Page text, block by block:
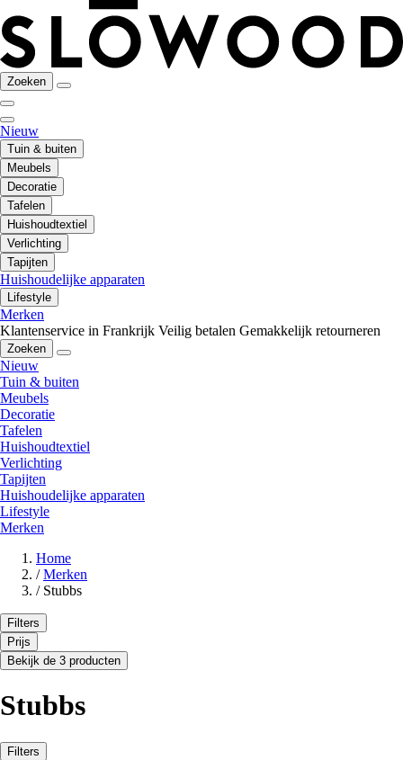
Zoeken
Nieuw
Tuin & buiten
Meubels
Decoratie
Tafelen
Huishoudtextiel
Verlichting
Tapijten
Huishoudelijke apparaten
Lifestyle
Merken
Klantenservice in Frankrijk Veilig betalen Gemakkelijk retourneren
Zoeken
Nieuw
Tuin & buiten
Meubels
Decoratie
Tafelen
Huishoudtextiel
Verlichting
Tapijten
Huishoudelijke apparaten
Lifestyle
Merken
Home
/ Merken
/ Stubbs
Filters
Prijs
Bekijk de 3 producten
Stubbs
Filters